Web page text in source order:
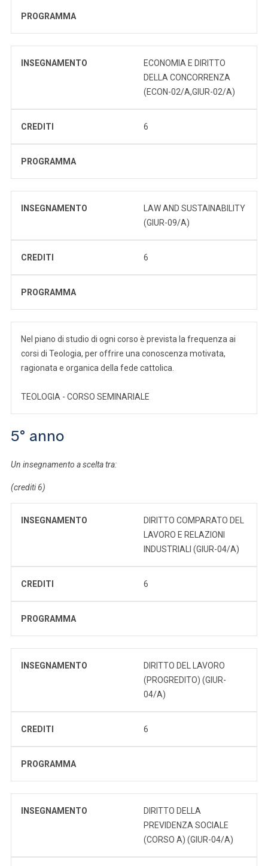
PROGRAMMA
INSEGNAMENTO
ECONOMIA E DIRITTO
DELLA CONCORRENZA
(ECON-02/A,GIUR-02/A)
CREDITI 6
PROGRAMMA
INSEGNAMENTO
LAW AND SUSTAINABILITY
(GIUR-09/A)
CREDITI 6
PROGRAMMA
Nel piano di studio di ogni corso è prevista la frequenza ai
corsi di Teologia, per offrire una conoscenza motivata,
ragionata e organica della fede cattolica.
TEOLOGIA - CORSO SEMINARIALE
5° anno
Un insegnamento a scelta tra:
(crediti 6)
INSEGNAMENTO
DIRITTO COMPARATO DEL
LAVORO E RELAZIONI
INDUSTRIALI (GIUR-04/A)
CREDITI 6
PROGRAMMA
INSEGNAMENTO
DIRITTO DEL LAVORO
(PROGREDITO) (GIUR-
04/A)
CREDITI 6
PROGRAMMA
INSEGNAMENTO
DIRITTO DELLA
PREVIDENZA SOCIALE
(CORSO A) (GIUR-04/A)